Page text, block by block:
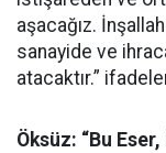
aşacağız.
sanayide ve
atacaktır.”
Öksüz: “Bu